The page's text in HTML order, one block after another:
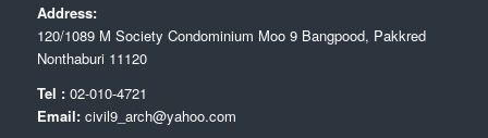
Address:
120/1089 M Society Condominium Moo 9 Bangpood, Pakkred
Nonthaburi 11120
Tel :02-010-4721
Email: civil9_arch@yahoo.com